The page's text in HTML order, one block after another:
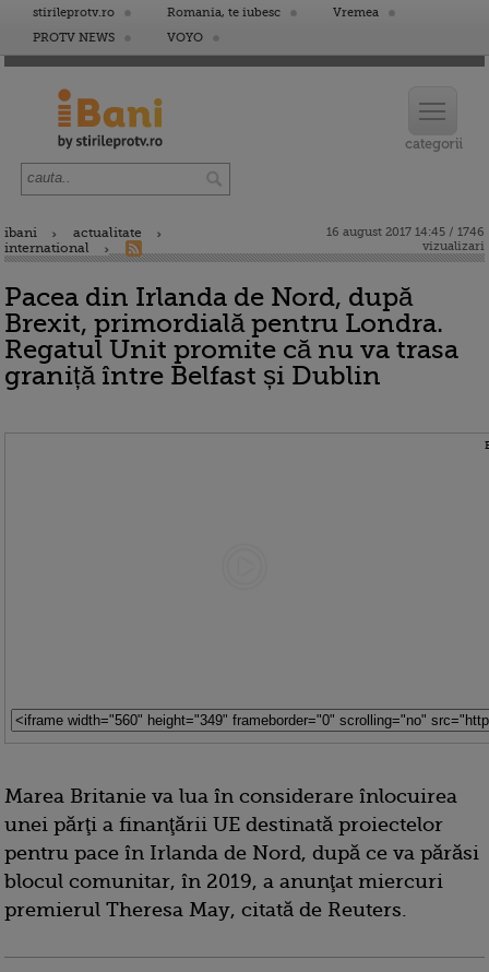
stirileprotv.ro Romania, te iubesc
Vremea
PROTV NEWS
VOYO
ibani
actualitate
international
16 august 2017 14:45 / 1746
vizualizari
Pacea din Irlanda de Nord, după
Brexit, primordială pentru Londra.
Regatul Unit promite că nu va trasa
graniță între Belfast și Dublin
Marea Britanie va lua în considerare înlocuirea
unei părţi a finanţării UE destinată proiectelor
pentru pace în Irlanda de Nord, după ce va părăsi
blocul comunitar, în 2019, a anunţat miercuri
premierul Theresa May, citată de Reuters.